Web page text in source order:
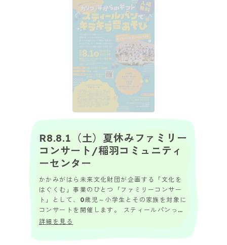
R8.8.1（土）夏休みファミリー
コンサート/稲羽コミュニティ
ーセンター
かかみがはら未来文化財団が企画する「文化を
はぐくむ」事業のひとつ「ファミリーコンサー
ト」として、0歳児～小学生とその家族を対象に
コンサートを開催します。 スティールパンって
知ってる？ 「スティールパン」という楽器の
詳細を見る